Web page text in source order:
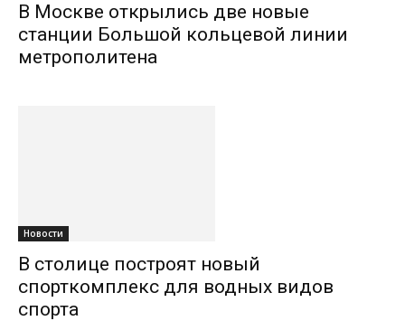
В Москве открылись две новые
станции Большой кольцевой линии
метрополитена
Новости
В столице построят новый
спорткомплекс для водных видов
спорта